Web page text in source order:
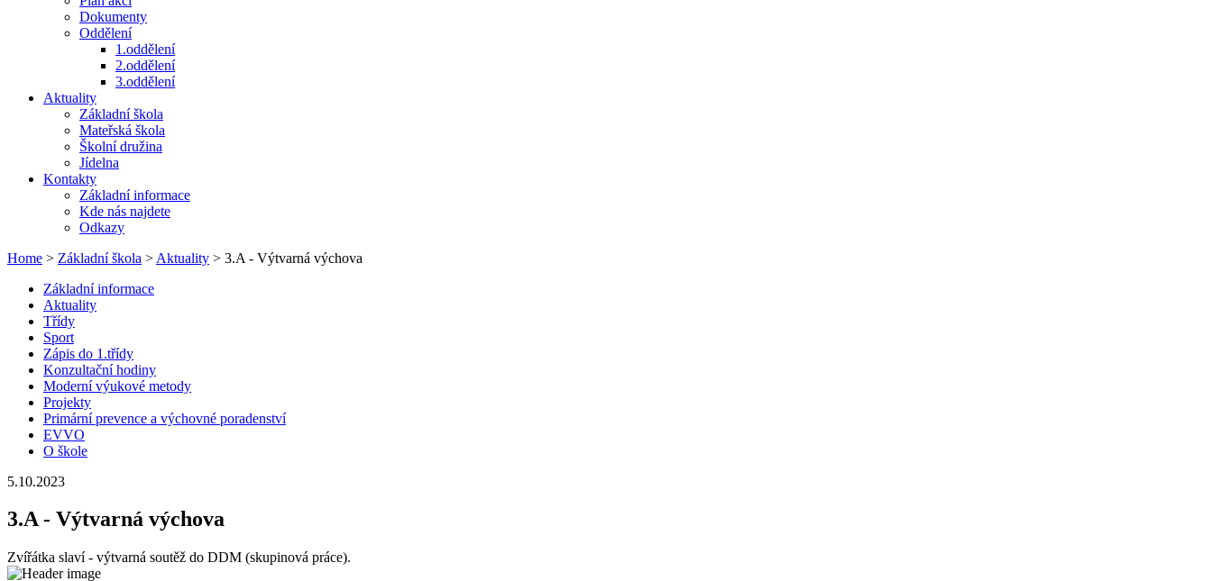
Dokumenty
Oddělení
1.oddělení
2.oddělení
3.oddělení
Aktuality
Základní škola
Mateřská škola
Školní družina
Jídelna
Kontakty
Základní informace
Kde nás najdete
Odkazy
Home > Základní škola > Aktuality > 3.A - Výtvarná výchova
Základní informace
Aktuality
Třídy
Sport
Zápis do 1.třídy
Konzultační hodiny
Moderní výukové metody
Projekty
Primární prevence a výchovné poradenství
EVVO
O škole
5.10.2023
3.A - Výtvarná výchova
Zvířátka slaví - výtvarná soutěž do DDM (skupinová práce).